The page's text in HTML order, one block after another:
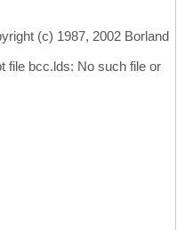
(c) 1987, 2002 Borland
file bcc.lds: No such file or